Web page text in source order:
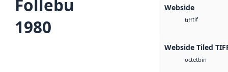
Follebu
1980
Webside
tifftif
Webside Tiled
octetbin